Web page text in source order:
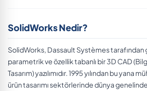
SolidWorks Nedir?
SolidWorks, Dassault Systèmes tarafından
parametrik ve özellik tabanlı bir 3D CAD
Tasarım) yazılımıdır. 1995 yılından bu yana
ürün tasarımı sektörlerinde dünya